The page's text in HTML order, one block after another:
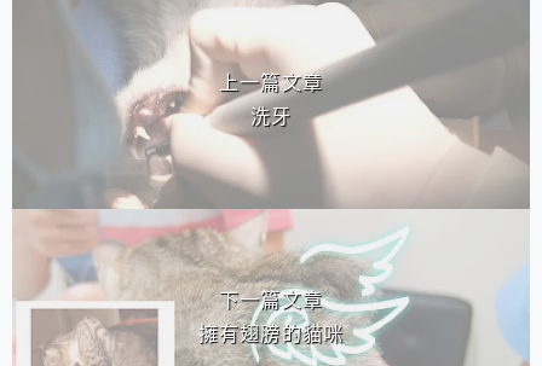
相連文章
上一篇文章
洗牙
下一篇文章
擁有翅膀的貓咪